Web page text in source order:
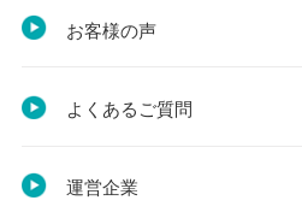
お客様の声
よくあるご質問
運営企業